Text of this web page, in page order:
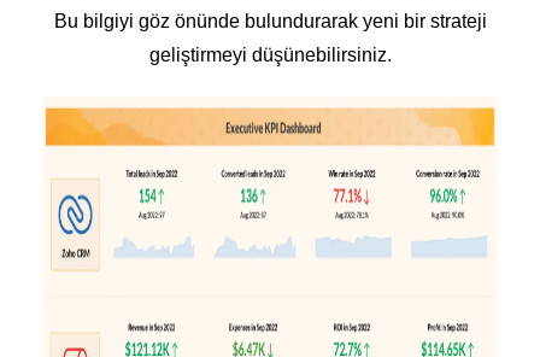
Bu bilgiyi göz önünde bulundurarak yeni bir strateji
geliştirmeyi düşünebilirsiniz.